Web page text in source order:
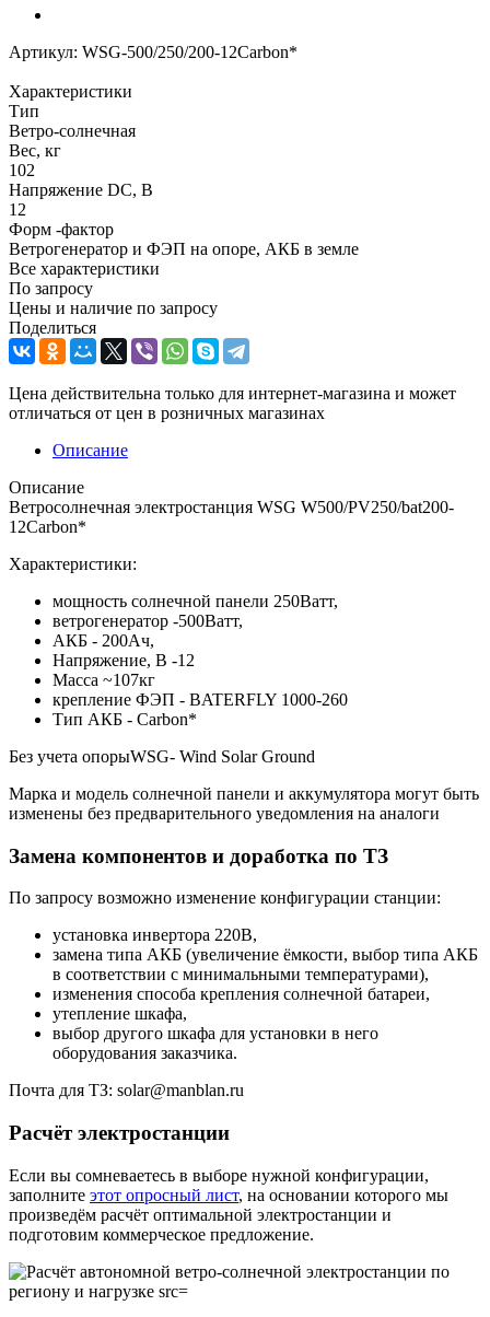
Артикул: WSG-500/250/200-12Carbon*
Характеристики
Тип
Ветро-солнечная
Вес, кг
102
Напряжение DC, В
12
Форм -фактор
Ветрогенератор и ФЭП на опоре, АКБ в земле
Все характеристики
По запросу
Цены и наличие по запросу
Поделиться
Цена действительна только для интернет-магазина и может
отличаться от цен в розничных магазинах
Описание
Описание
Ветросолнечная электростанция WSG W500/PV250/bat200-
12Carbon*
Характеристики:
мощность солнечной панели 250Ватт,
ветрогенератор -500Ватт,
АКБ - 200Ач,
Напряжение, В -12
Масса ~107кг
крепление ФЭП - BATERFLY 1000-260
Тип АКБ - Carbon*
Без учета опорыWSG- Wind Solar Ground
Марка и модель солнечной панели и аккумулятора могут быть
изменены без предварительного уведомления на аналоги
Замена компонентов и доработка по ТЗ
По запросу возможно изменение конфигурации станции:
установка инвертора 220В,
замена типа АКБ (увеличение ёмкости, выбор типа АКБ
в соответствии с минимальными температурами),
изменения способа крепления солнечной батареи,
утепление шкафа,
выбор другого шкафа для установки в него
оборудования заказчика.
Почта для ТЗ: solar@manblan.ru
Расчёт электростанции
Если вы сомневаетесь в выборе нужной конфигурации,
заполните этот опросный лист, на основании которого мы
произведём расчёт оптимальной электростанции и
подготовим коммерческое предложение.